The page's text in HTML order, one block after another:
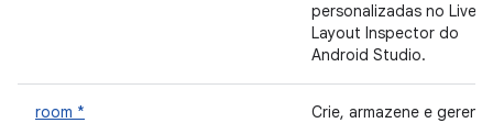
personalizadas no Live
Layout Inspector do
Android Studio.
room *
Crie, armazene e